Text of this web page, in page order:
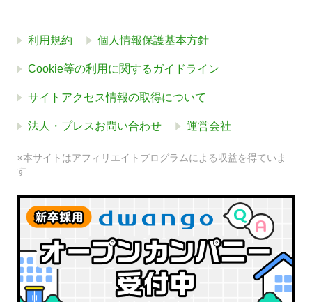
利用規約 個人情報保護基本方針
Cookie等の利用に関するガイドライン
サイトアクセス情報の取得について
法人・プレスお問い合わせ 運営会社
※本サイトはアフィリエイトプログラムによる収益を得ていま
す